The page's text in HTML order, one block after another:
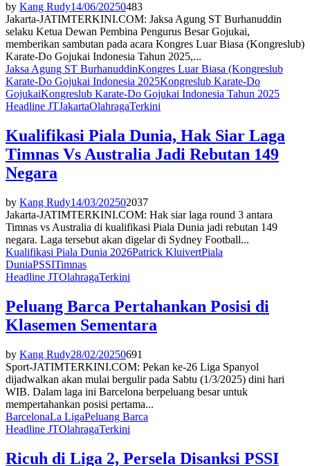
by Kang Rudy14/06/20250483
Jakarta-JATIMTERKINI.COM: Jaksa Agung ST Burhanuddin
selaku Ketua Dewan Pembina Pengurus Besar Gojukai,
memberikan sambutan pada acara Kongres Luar Biasa (Kongreslub)
Karate-Do Gojukai Indonesia Tahun 2025,...
Jaksa Agung ST BurhanuddinKongres Luar Biasa (Kongreslub
Karate-Do Gojukai Indonesia 2025Kongreslub Karate-Do
GojukaiKongreslub Karate-Do Gojukai Indonesia Tahun 2025
Headline JTJakartaOlahragaTerkini
Kualifikasi Piala Dunia, Hak Siar Laga
Timnas Vs Australia Jadi Rebutan 149
Negara
by Kang Rudy14/03/202502037
Jakarta-JATIMTERKINI.COM: Hak siar laga round 3 antara
Timnas vs Australia di kualifikasi Piala Dunia jadi rebutan 149
negara. Laga tersebut akan digelar di Sydney Football...
Kualifikasi Piala Dunia 2026Patrick KluivertPiala
DuniaPSSITimnas
Headline JTOlahragaTerkini
Peluang Barca Pertahankan Posisi di
Klasemen Sementara
by Kang Rudy28/02/20250691
Sport-JATIMTERKINI.COM: Pekan ke-26 Liga Spanyol
dijadwalkan akan mulai bergulir pada Sabtu (1/3/2025) dini hari
WIB. Dalam laga ini Barcelona berpeluang besar untuk
mempertahankan posisi pertama...
BarcelonaLa LigaPeluang Barca
Headline JTOlahragaTerkini
Ricuh di Liga 2, Persela Disanksi PSSI